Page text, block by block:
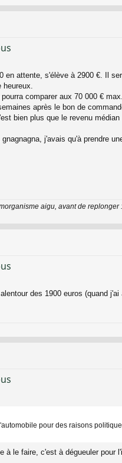
en attente, s'élève à 2900 €. Il
heureux.
comparer aux 70 000 €
après le bon de
bien plus que le revenu
j'avais qu'à prendre
aigu, avant de replonger
des 1900 euros (quand
pour des raisons
à le faire, c'est à dégueuler pour